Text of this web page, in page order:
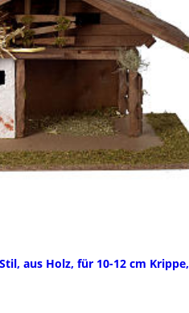
aus Holz, für 10-12 cm Krippe,